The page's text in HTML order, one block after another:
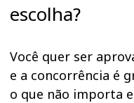
escolha?
Você quer ser
e a concorrência é
o que não importa